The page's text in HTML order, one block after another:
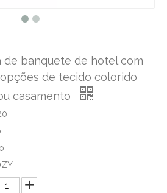
de banquete de hotel com
de tecido colorido
casamento